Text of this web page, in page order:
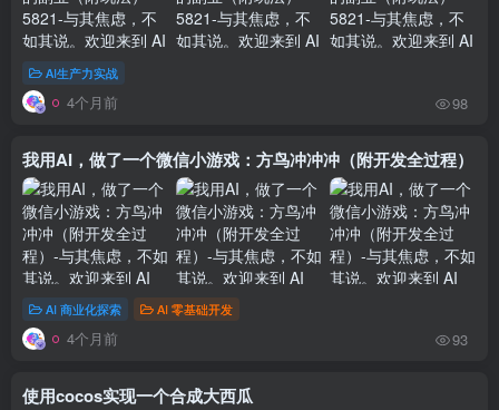
AI生产力实战
4个月前 98
我用AI，做了一个微信小游戏：方鸟冲冲冲（附开发全过程）
AI 商业化探索 AI 零基础开发
4个月前 93
使用cocos实现一个合成大西瓜